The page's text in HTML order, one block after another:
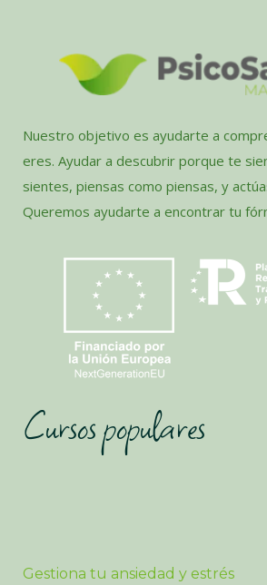
Nuestro objetivo es ayudarte a
eres. Ayudar a descubrir porque te
sientes, piensas como piensas, y
Queremos ayudarte a encontrar tu
Cursos populares
Gestiona tu ansiedad y estrés